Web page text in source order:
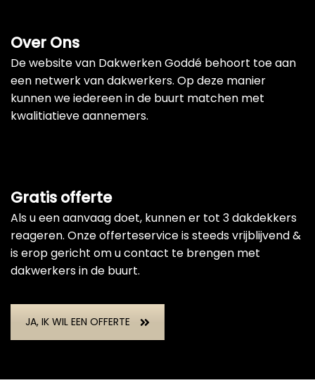
Over Ons
De website van Dakwerken Goddé behoort toe aan
een netwerk van dakwerkers. Op deze manier
kunnen we iedereen in de buurt matchen met
kwalitiatieve aannemers.
Gratis offerte
Als u een aanvaag doet, kunnen er tot 3 dakdekkers
reageren. Onze offerteservice is steeds vrijblijvend &
is erop gericht om u contact te brengen met
dakwerkers in de buurt.
JA, IK WIL EEN OFFERTE